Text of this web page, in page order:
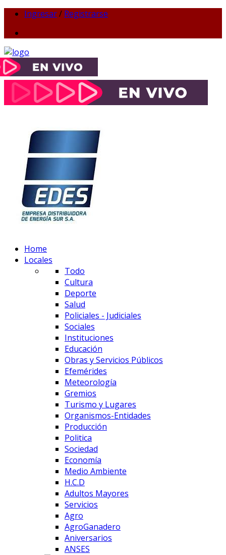
Ingresar/ Registrarse
Home
Locales
Todo
Cultura
Deporte
Salud
Policiales - Judiciales
Sociales
Instituciones
Educación
Obras y Servicios Públicos
Efemérides
Meteorología
Gremios
Turismo y Lugares
Organismos-Entidades
Producción
Politica
Sociedad
Economía
Medio Ambiente
H.C.D
Adultos Mayores
Servicios
Agro
AgroGanadero
Aniversarios
ANSES